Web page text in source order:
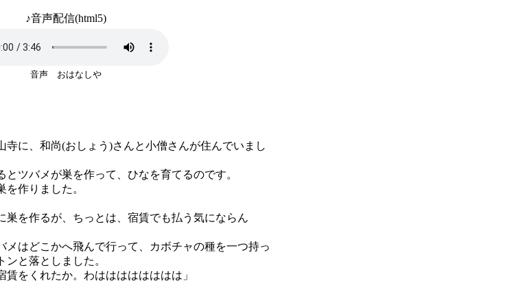
♪音声配信(html5)
音声 おはなしや
に、和尚(おしょう)さんと小僧さんが住んでいまし
ツバメが巣を作って、ひなを育てるのです。
作りました。
巣を作るが、ちっとは、宿賃でも払う気にならん
メはどこかへ飛んで行って、カボチャの種を一つ持っ
と落としました。
をくれたか。わはははははははは」